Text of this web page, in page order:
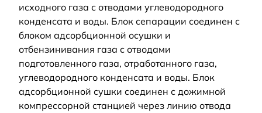
исходного газа с отводами углеводородного
конденсата и воды. Блок сепарации соединен с
блоком адсорбционной осушки и
отбензинивания газа с отводами
подготовленного газа, отработанного газа,
углеводородного конденсата и воды. Блок
адсорбционной сушки соединен с дожимной
компрессорной станцией через линию отвода